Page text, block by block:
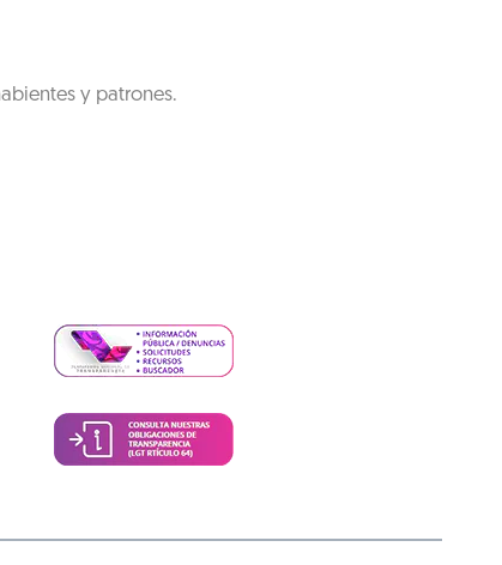
y patrones.